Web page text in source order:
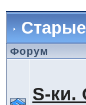
Старые
Форум
S-ки.